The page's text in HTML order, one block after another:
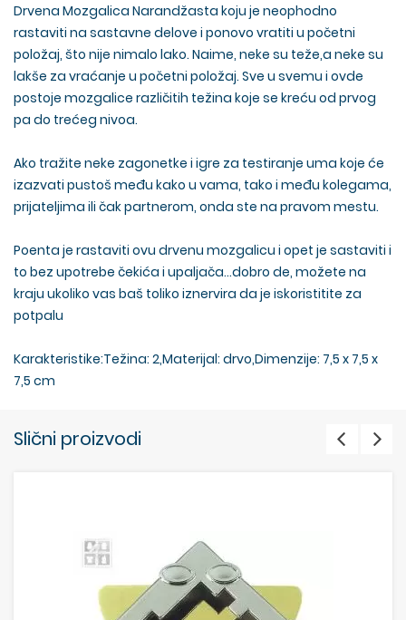
Drvena Mozgalica Narandžasta koju je neophodno
rastaviti na sastavne delove i ponovo vratiti u početni
položaj, što nije nimalo lako. Naime, neke su teže,a neke su
lakše za vraćanje u početni položaj. Sve u svemu i ovde
postoje mozgalice različitih težina koje se kreću od prvog
pa do trećeg nivoa.
Ako tražite neke zagonetke i igre za testiranje uma koje će
izazvati pustoš među kako u vama, tako i među kolegama,
prijateljima ili čak partnerom, onda ste na pravom mestu.
Poenta je rastaviti ovu drvenu mozgalicu i opet je sastaviti i
to bez upotrebe čekića i upaljača...dobro de, možete na
kraju ukoliko vas baš toliko iznervira da je iskoristitite za
potpalu
Karakteristike:Težina: 2,Materijal: drvo,Dimenzije: 7,5 x 7,5 x
7,5 cm
Slični proizvodi